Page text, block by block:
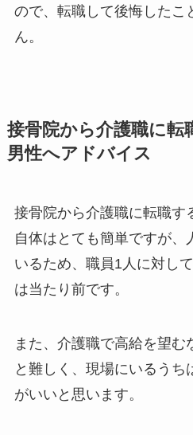
ので、転職して後悔したこ
ん。
接骨院から介護職に転
男性へアドバイス
接骨院から介護職に転職す
自体はとても簡単ですが、
いるため、職員1人に対し
は当たり前です。
また、介護職で高給を望む
と難しく、現場にいるうち
がいいと思います。